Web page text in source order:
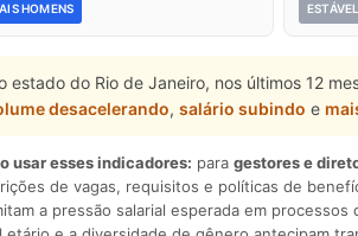
HOMENS ESTÁVEL
estado do Rio de Janeiro, nos últimos 12
desacelerando, salário subindo e
usar esses indicadores: para gestores e
de vagas, requisitos e políticas de
a pressão salarial esperada em processos